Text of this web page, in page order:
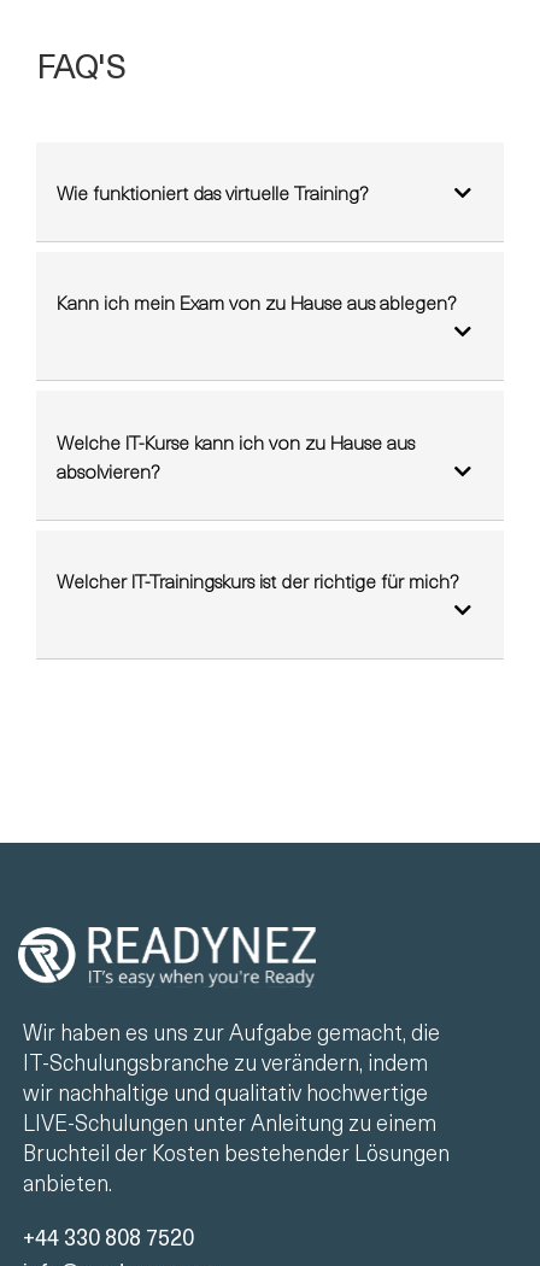
FAQ'S
Wie funktioniert das virtuelle Training?
Kann ich mein Exam von zu Hause aus ablegen?
Welche IT-Kurse kann ich von zu Hause aus
absolvieren?
Welcher IT-Trainingskurs ist der richtige für mich?
Wir haben es uns zur Aufgabe gemacht, die
IT-Schulungsbranche zu verändern, indem
wir nachhaltige und qualitativ hochwertige
LIVE-Schulungen unter Anleitung zu einem
Bruchteil der Kosten bestehender Lösungen
anbieten.
+44 330 808 7520